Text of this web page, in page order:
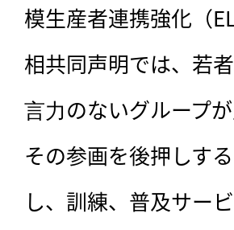
模生産者連携強化（
相共同声明では、若
⾔⼒のないグループ
その参画を後押しす
し、訓練、普及サー